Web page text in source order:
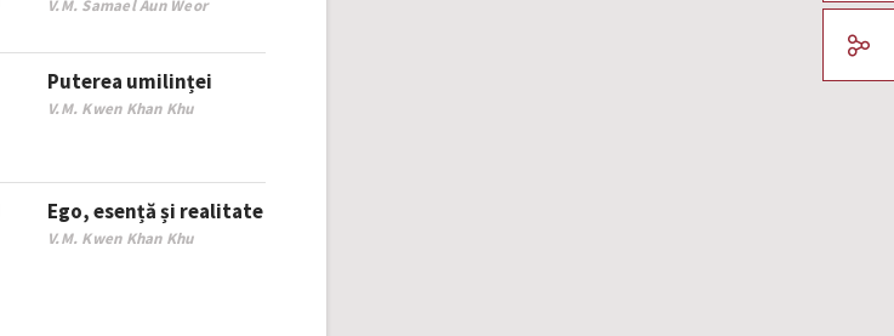
V.M. Samael Aun Weor
Puterea umilinței
V.M. Kwen Khan Khu
Ego, esență și realitate
V.M. Kwen Khan Khu